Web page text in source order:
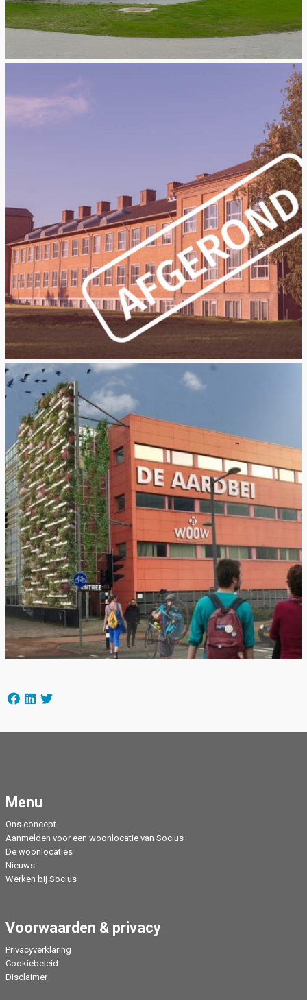
Menu
Ons concept
Aanmelden voor een woonlocatie van Socius
De woonlocaties
Nieuws
Werken bij Socius
Voorwaarden & privacy
Privacyverklaring
Cookiebeleid
Disclaimer